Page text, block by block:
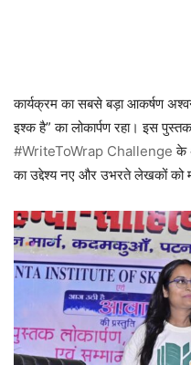
कार्यक्रम का सबसे बड़ा आकर्षण
इश्क है” का लोकार्पण रहा। इस
#WriteToWrap Challenge के
का उद्देश्य नए और उभरते लेखकों को